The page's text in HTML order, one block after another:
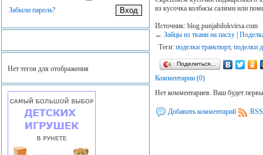
Забыли пароль?
Нет тегов для отображения
из кусочка колбасы салями или
Источник: blog.punjabilokvirsa.com
← Зайцы из ткани на пасху|
Теги: поделки транспорт, поделки
Поделиться…
Комментарии (0)
Нет комментариев. Ваш будет
Добавить комментарий